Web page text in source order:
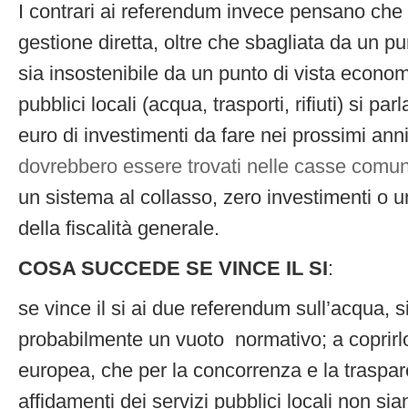
I contrari ai referendum invece pensano
gestione diretta, oltre che sbagliata da un
sia insostenibile da un punto di vista
pubblici locali (acqua, trasporti, rifiuti) si
euro di investimenti da fare nei prossimi
dovrebbero essere trovati nelle casse
un sistema al collasso, zero investimenti o
della fiscalità generale.
COSA SUCCEDE SE VINCE IL SI:
se vince il si ai due referendum sull’acqua,
probabilmente un vuoto normativo; a
europea, che per la concorrenza e la
affidamenti dei servizi pubblici locali non